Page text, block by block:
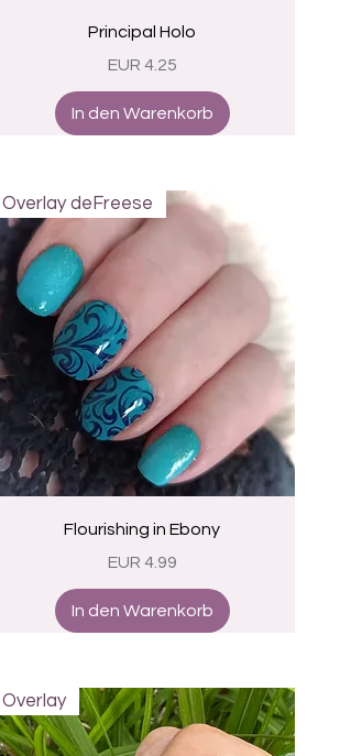
Schnellansicht
Principal Holo
Preis
EUR 4.25
In den Warenkorb
Schnellansicht
Overlay deFreese
Flourishing in Ebony
Preis
EUR 4.99
In den Warenkorb
Overlay